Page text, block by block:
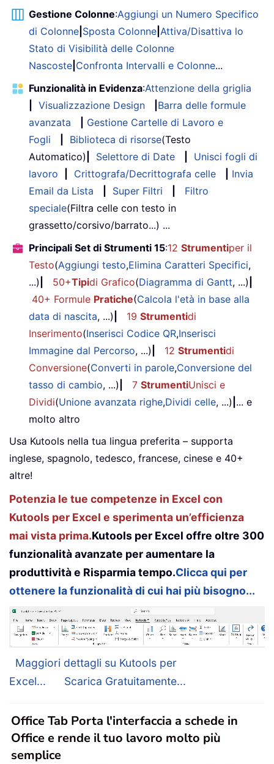
Gestione Colonne:Aggiungi un Numero Specifico
di Colonne Sposta Colonne Attiva/Disattiva lo
Stato di Visibilità delle Colonne
Nascoste Confronta Intervalli e Colonne...
Funzionalità in Evidenza:Attenzione della griglia
Visualizzazione Design
Barra delle formule
avanzata
Gestione Cartelle di Lavoro e
Fogli
Biblioteca di risorse(Testo
Automatico)
Selettore di Date
Unisci fogli di
lavoro
Crittografa/Decrittografa celle
Invia
Email da Lista
Super Filtri
Filtro
speciale(Filtra celle con testo in
grassetto/corsivo/barrato...) ...
Principali Set di Strumenti 15:12 Strumentiper il
Testo(Aggiungi testo,Elimina Caratteri Specifici,
...)
50+Tipidi Grafico(Diagramma di Gantt, ...)
40+ Formule Pratiche(Calcola l'età in base alla
data di nascita, ...) 19 Strumentidi
Inserimento(Inserisci Codice QR,Inserisci
Immagine dal Percorso, ...) 12 Strumentidi
Conversione(Converti in parole,Conversione del
tasso di cambio, ...) 7 StrumentiUnisci e
Dividi(Unione avanzata righe,Dividi celle, ...) ... e
molto altro
Usa Kutools nella tua lingua preferita – supporta
inglese, spagnolo, tedesco, francese, cinese e 40+
altre!
Potenzia le tue competenze in Excel con
Kutools per Excel e sperimenta un’efficienza
mai vista prima.Kutools per Excel offre oltre 300
funzionalità avanzate per aumentare la
produttività e Risparmia tempo.Clicca qui per
ottenere la funzionalità di cui hai più bisogno...
Maggiori dettagli su Kutools per
Excel...
Scarica Gratuitamente...
Office Tab Porta l'interfaccia a schede in
Office e rende il tuo lavoro molto più
semplice